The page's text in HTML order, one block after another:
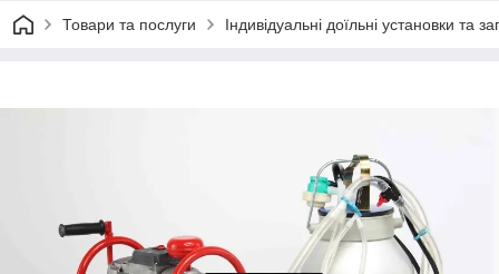
Товари та послуги Індивідуальні доїльні установки та